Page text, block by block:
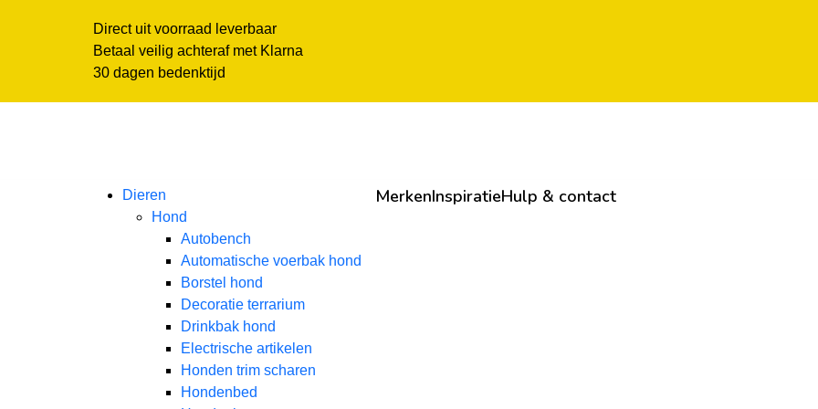
Direct uit voorraad leverbaar
Betaal veilig achteraf met Klarna
30 dagen bedenktijd
Dieren
Hond
Autobench
Automatische voerbak hond
Borstel hond
Decoratie terrarium
Drinkbak hond
Electrische artikelen
Honden trim scharen
Hondenbed
MerkenInspiratieHulp & contact